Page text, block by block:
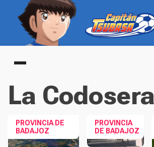
Main menu
La Codosera
PROVINCIA DE
BADAJOZ
PROVINCIA
DE BADAJOZ